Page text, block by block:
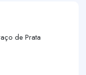
de Prata